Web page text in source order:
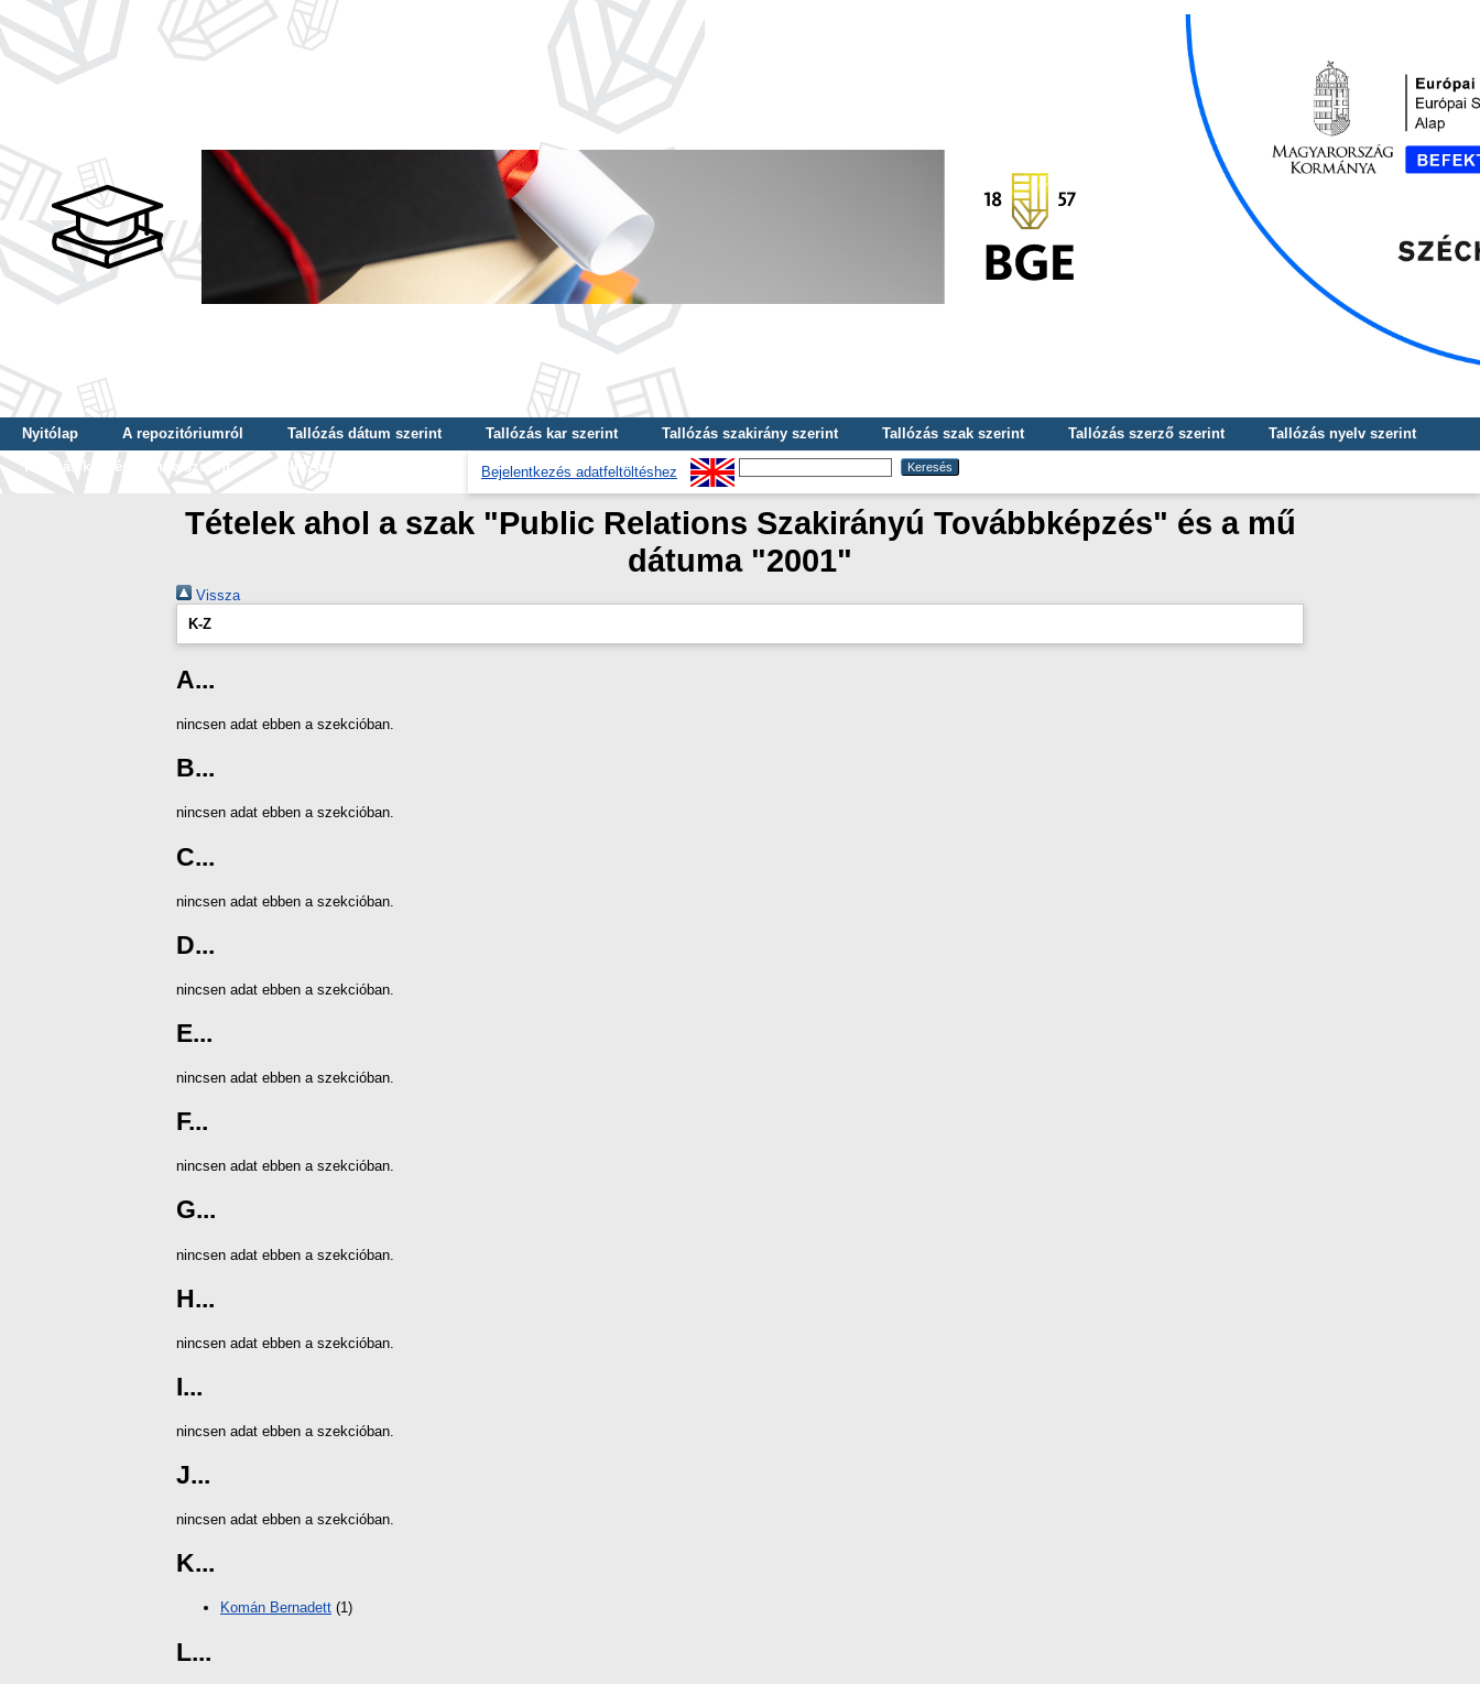
Nyitólap A repozitóriumról Tallózás dátum szerint Tallózás kar szerint Tallózás szakirány szerint Tallózás szak szerint Tallózás szerző szerint
Tallózás nyelv szerint
Tallózás képzés szintje szerint
Tallózás kulcsszó szerint Bejelentkezés adatfeltöltéshez
Tételek ahol a szak "Public Relations Szakirányú Továbbképzés" és a mű
dátuma "2001"
Vissza
K-Z
A...
nincsen adat ebben a szekcióban.
B...
nincsen adat ebben a szekcióban.
C...
nincsen adat ebben a szekcióban.
D...
nincsen adat ebben a szekcióban.
E...
nincsen adat ebben a szekcióban.
F...
nincsen adat ebben a szekcióban.
G...
nincsen adat ebben a szekcióban.
H...
nincsen adat ebben a szekcióban.
I...
nincsen adat ebben a szekcióban.
J...
nincsen adat ebben a szekcióban.
K...
Komán Bernadett (1)
L...